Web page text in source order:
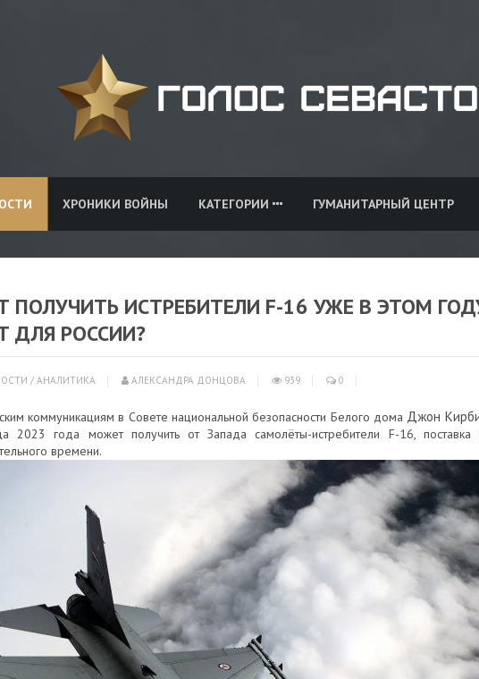
ХРОНИКИ ВОЙНЫ КАТЕГОРИИ ГУМАНИТАРНЫЙ ЦЕНТР
ПОЛУЧИТЬ ИСТРЕБИТЕЛИ F-16 УЖЕ В ЭТОМ
ДЛЯ РОССИИ?
/ АНАЛИТИКА АЛЕКСАНДРА ДОНЦОВА 939 0
коммуникациям в Совете национальной безопасности Белого дома Джон
2023 года может получить от Запада самолёты-истребители F-16, поставка
времени.